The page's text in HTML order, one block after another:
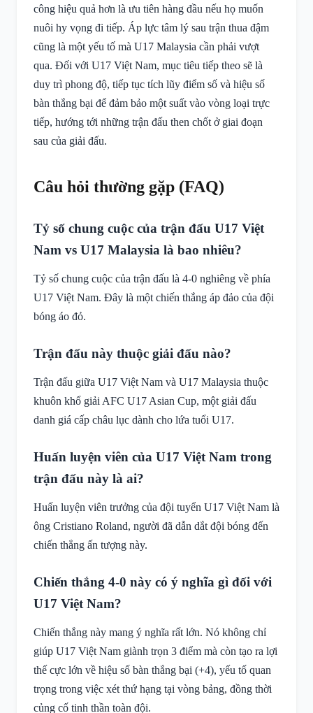
công hiệu quả hơn là ưu tiên hàng đầu nếu họ muốn
nuôi hy vọng đi tiếp. Áp lực tâm lý sau trận thua đậm
cũng là một yếu tố mà U17 Malaysia cần phải vượt
qua. Đối với U17 Việt Nam, mục tiêu tiếp theo sẽ là
duy trì phong độ, tiếp tục tích lũy điểm số và hiệu số
bàn thắng bại để đảm bảo một suất vào vòng loại trực
tiếp, hướng tới những trận đấu then chốt ở giai đoạn
sau của giải đấu.
Câu hỏi thường gặp (FAQ)
Tỷ số chung cuộc của trận đấu U17 Việt
Nam vs U17 Malaysia là bao nhiêu?
Tỷ số chung cuộc của trận đấu là 4-0 nghiêng về phía
U17 Việt Nam. Đây là một chiến thắng áp đảo của đội
bóng áo đỏ.
Trận đấu này thuộc giải đấu nào?
Trận đấu giữa U17 Việt Nam và U17 Malaysia thuộc
khuôn khổ giải AFC U17 Asian Cup, một giải đấu
danh giá cấp châu lục dành cho lứa tuổi U17.
Huấn luyện viên của U17 Việt Nam trong
trận đấu này là ai?
Huấn luyện viên trưởng của đội tuyển U17 Việt Nam là
ông Cristiano Roland, người đã dẫn dắt đội bóng đến
chiến thắng ấn tượng này.
Chiến thắng 4-0 này có ý nghĩa gì đối với
U17 Việt Nam?
Chiến thắng này mang ý nghĩa rất lớn. Nó không chỉ
giúp U17 Việt Nam giành trọn 3 điểm mà còn tạo ra lợi
thế cực lớn về hiệu số bàn thắng bại (+4), yếu tố quan
trọng trong việc xét thứ hạng tại vòng bảng, đồng thời
củng cố tinh thần toàn đội.